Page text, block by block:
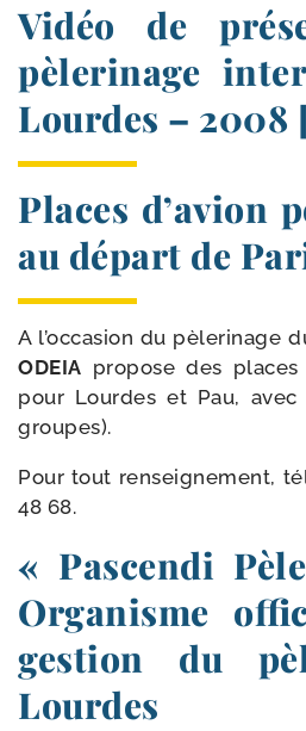
Vidéo de
pèlerinage
Lourdes – 2008
Places d’avion
au départ de
A l’oc­ca­sion du pèle­ri­nage
ODEIA pro­pose des places
pour Lourdes et Pau,
groupes).
Pour tout ren­sei­gne­ment,
48 68.
« Pascendi
Organisme
gestion du
Lourdes